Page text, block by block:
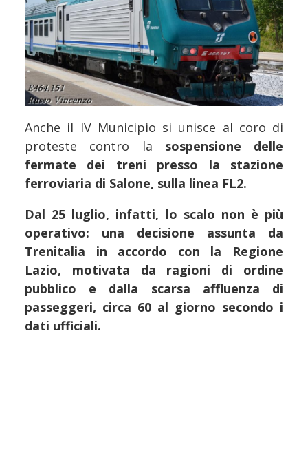
Anche il IV Municipio si unisce al coro di
proteste contro la sospensione delle
fermate dei treni presso la stazione
ferroviaria di Salone, sulla linea FL2.
Dal 25 luglio, infatti, lo scalo non è più
operativo:
una decisione assunta da
Trenitalia in accordo con la Regione
Lazio, motivata da ragioni di ordine
pubblico e dalla scarsa affluenza di
passeggeri, circa 60 al giorno secondo i
dati ufficiali.